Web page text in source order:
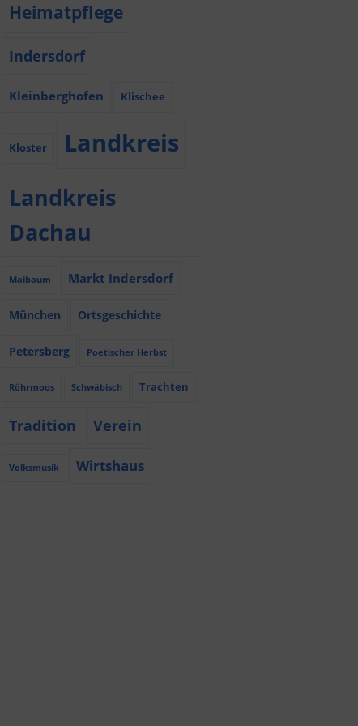
Heimatpflege
Indersdorf
Kleinberghofen Klischee
Kloster Landkreis
Landkreis
Dachau
Maibaum Markt Indersdorf
München Ortsgeschichte
Petersberg Poetischer Herbst
Röhrmoos Schwäbisch Trachten
Tradition Verein
Volksmusik Wirtshaus